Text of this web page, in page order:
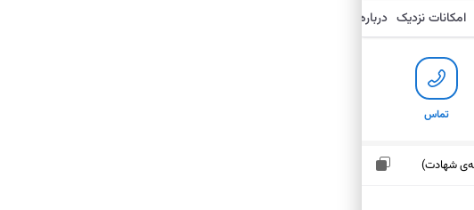
امکانات نزدیک درباره
تماس